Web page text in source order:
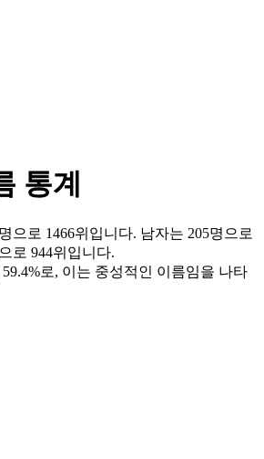
통계
으로 1466위입니다. 남자는 205명으로
로 944위입니다.
59.4%로, 이는 중성적인 이름임을 나타